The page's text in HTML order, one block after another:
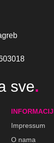
sve.
Impressum
O nama